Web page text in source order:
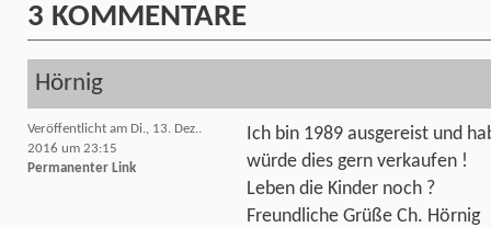
3 KOMMENTARE
Hörnig
Veröffentlicht am Di., 13. Dez..
2016 um 23:15
Permanenter Link
Ich bin 1989 ausgereist und
würde dies gern verkaufen !
Leben die Kinder noch ?
Freundliche Grüße Ch. Hörnig